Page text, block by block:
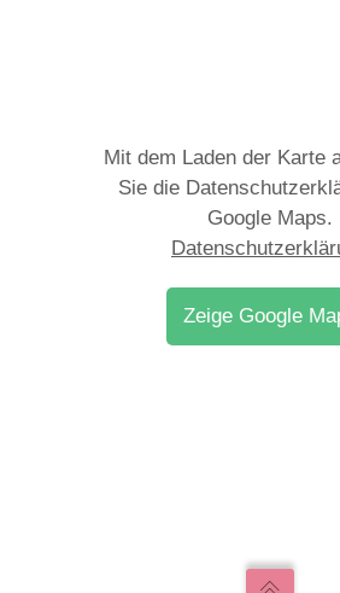
Mit dem Laden der Karte
Sie die
Google Maps.
Zeige Google